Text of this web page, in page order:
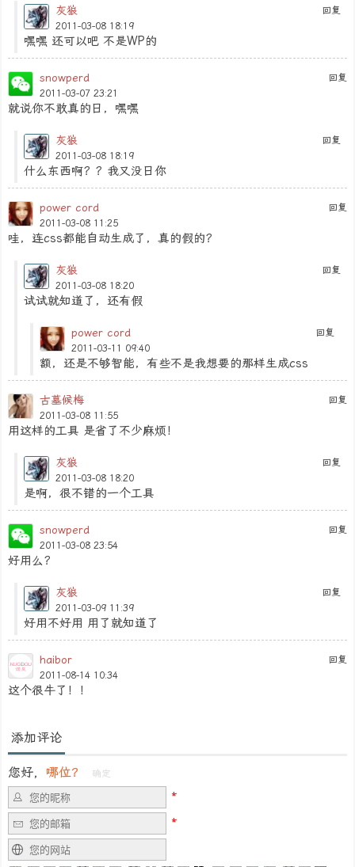
回复
灰狼
2011-03-08 18:19
嘿嘿 还可以吧 不是WP的
回复
snowperd
2011-03-07 23:21
就说你不敢真的日，嘿嘿
回复
灰狼
2011-03-08 18:19
什么东西啊？？我又没日你
回复
power cord
2011-03-08 11:25
哇，连css都能自动生成了，真的假的？
回复
灰狼
2011-03-08 18:20
试试就知道了，还有假
回复
power cord
2011-03-11 09:40
额，还是不够智能，有些不是我想要的那样生成css
回复
古墓候梅
2011-03-08 11:55
用这样的工具 是省了不少麻烦！
回复
灰狼
2011-03-08 18:20
是啊，很不错的一个工具
回复
snowperd
2011-03-08 23:54
好用么？
回复
灰狼
2011-03-09 11:39
好用不好用 用了就知道了
回复
haibor
2011-08-14 10:34
这个很牛了！！
添加评论
您好， 哪位？ 确定